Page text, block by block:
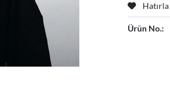
Hatırla
Ürün No.: